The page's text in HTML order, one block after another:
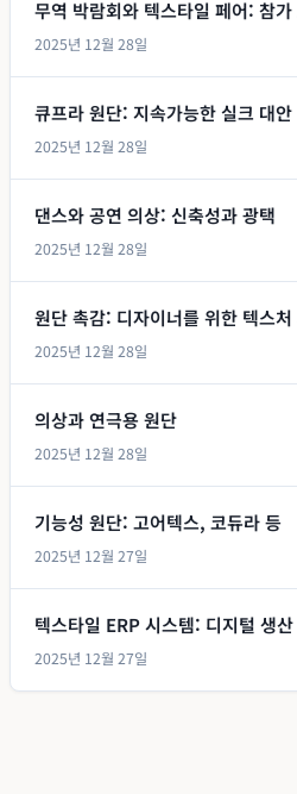
무역 박람회와 텍스타일 페어: 참
2025년 12월 28일
큐프라 원단: 지속가능한 실크 대안
2025년 12월 28일
댄스와 공연 의상: 신축성과 광택
2025년 12월 28일
원단 촉감: 디자이너를 위한 텍스
2025년 12월 28일
의상과 연극용 원단
2025년 12월 28일
기능성 원단: 고어텍스, 코듀라 등
2025년 12월 27일
텍스타일 ERP 시스템: 디지털 생산
2025년 12월 27일